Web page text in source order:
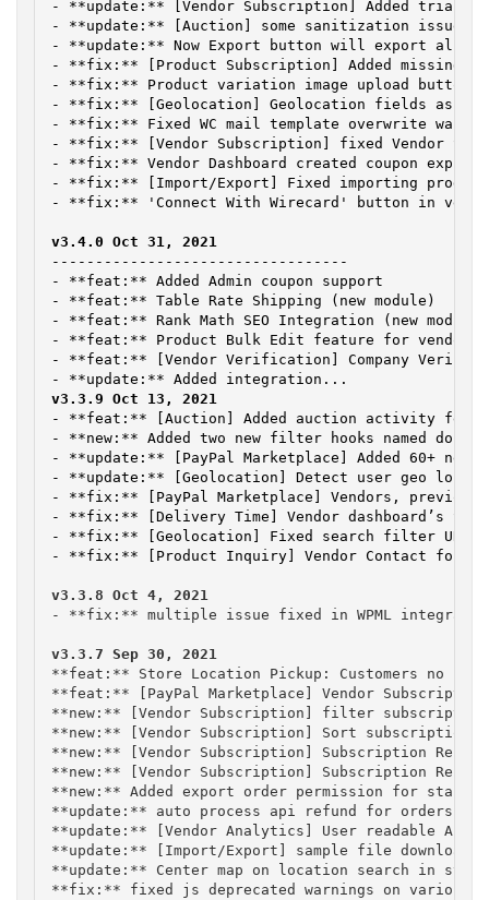
- **update:** [Vendor Subscription] Added trial
- **update:** [Auction] some sanitization issue
- **update:** Now Export button will export all
- **fix:** [Product Subscription] Added missing
- **fix:** Product variation image upload button
- **fix:** [Geolocation] Geolocation fields asking
- **fix:** Fixed WC mail template overwrite wasn’t
- **fix:** [Vendor Subscription] fixed Vendor
- **fix:** Vendor Dashboard created coupon
- **fix:** [Import/Export] Fixed importing
- **fix:** 'Connect With Wirecard' button in
----------------------------------
- **feat:** Added Admin coupon support
- **feat:** Table Rate Shipping (new module)
- **feat:** Rank Math SEO Integration (new module)
- **feat:** Product Bulk Edit feature for
- **feat:** [Vendor Verification] Company
- **feat:** [Auction] Added auction activity
- **new:** Added two new filter hooks named
- **update:** [PayPal Marketplace] Added 60+ new
- **update:** [Geolocation] Detect user geo
- **fix:** [PayPal Marketplace] Vendors,
- **fix:** [Delivery Time] Vendor dashboard’s
- **fix:** [Geolocation] Fixed search filter URL
- **fix:** [Product Inquiry] Vendor Contact form
v3.3.8 Oct 4, 2021
- **fix:** multiple issue fixed in WPML
**feat:** Store Location Pickup: Customers no
**feat:** [PayPal Marketplace] Vendor Subscription
**new:** [Vendor Subscription] filter subscription
**new:** [Vendor Subscription] Sort subscription
**new:** [Vendor Subscription] Subscription
**new:** [Vendor Subscription] Subscription
**new:** Added export order permission for staffs,
**update:** auto process api refund for orders
**update:** [Vendor Analytics] User readable
**update:** [Import/Export] sample file download
**update:** Center map on location search in
**fix:** fixed js deprecated warnings on various